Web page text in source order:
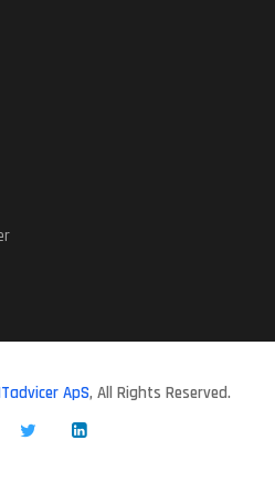
ApS, All Rights Reserved.